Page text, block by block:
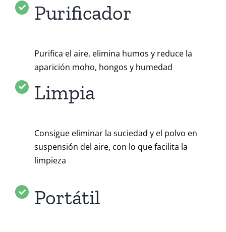
Purificador
Purifica el aire, elimina humos y reduce la
aparición moho, hongos y humedad
Limpia
Consigue eliminar la suciedad y el polvo en
suspensión del aire, con lo que facilita la
limpieza
Portátil